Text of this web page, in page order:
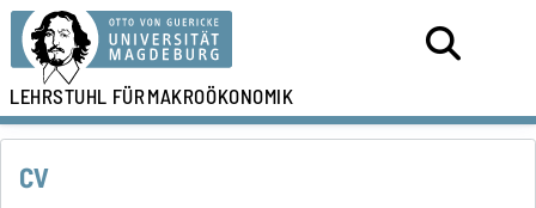
LEHRSTUHL FÜRMAKROÖKONOMIK
CV